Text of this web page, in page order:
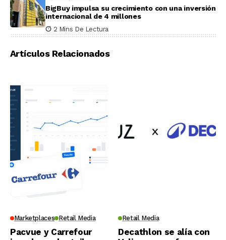
BigBuy impulsa su crecimiento con una inversión
internacional de 4 millones
2 Mins De Lectura
Artículos Relacionados
Marketplaces Retail Media
Pacvue y Carrefour
Retail Media
Decathlon se alía con